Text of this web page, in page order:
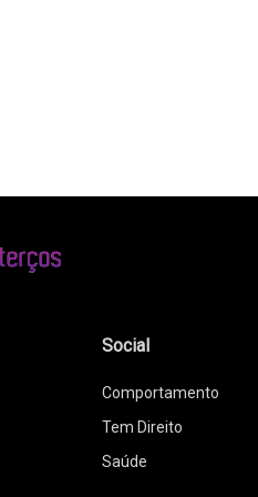
Social
Comportamento
Tem Direito
Saúde